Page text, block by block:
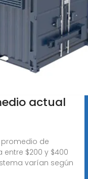
actual
promedio de
$200 y $400
varían según